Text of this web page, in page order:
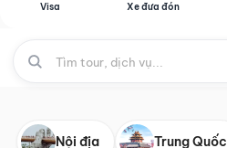
Visa Xe đưa đón
Nội địa Trung Quốc